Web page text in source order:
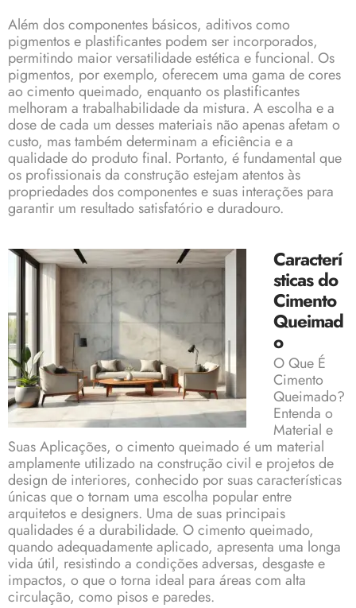
Além dos componentes básicos, aditivos como
pigmentos e plastificantes podem ser incorporados,
permitindo maior versatilidade estética e funcional. Os
pigmentos, por exemplo, oferecem uma gama de cores
ao cimento queimado, enquanto os plastificantes
melhoram a trabalhabilidade da mistura. A escolha e a
dose de cada um desses materiais não apenas afetam o
custo, mas também determinam a eficiência e a
qualidade do produto final. Portanto, é fundamental que
os profissionais da construção estejam atentos às
propriedades dos componentes e suas interações para
garantir um resultado satisfatório e duradouro.
Caracterí
sticas do
Cimento
Queimad
o
O Que É
Cimento
Queimado?
Entenda o
Material e
Suas Aplicações, o cimento queimado é um material
amplamente utilizado na construção civil e projetos de
design de interiores, conhecido por suas características
únicas que o tornam uma escolha popular entre
arquitetos e designers. Uma de suas principais
qualidades é a durabilidade. O cimento queimado,
quando adequadamente aplicado, apresenta uma longa
vida útil, resistindo a condições adversas, desgaste e
impactos, o que o torna ideal para áreas com alta
circulação, como pisos e paredes.